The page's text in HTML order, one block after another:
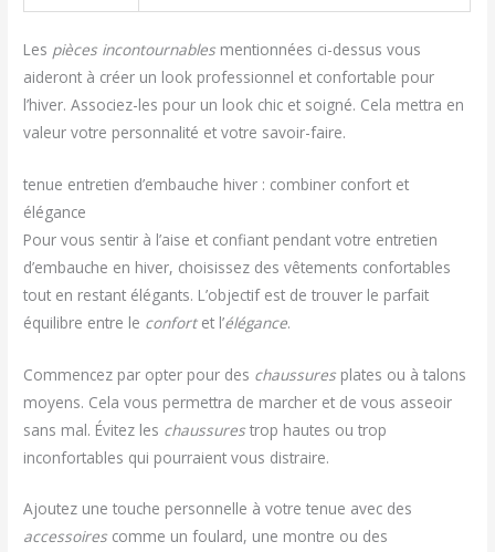
Les pièces incontournablesmentionnées ci-dessus vous
aideront à créer un look professionnel et confortable pour
l’hiver. Associez-les pour un look chic et soigné. Cela mettra en
valeur votre personnalité et votre savoir-faire.
tenue entretien d’embauche hiver : combiner confort et
élégance
Pour vous sentir à l’aise et confiant pendant votre entretien
d’embauche en hiver, choisissez des vêtements confortables
tout en restant élégants. L’objectif est de trouver le parfait
équilibre entre le confortet l’élégance.
Commencez par opter pour des chaussuresplates ou à talons
moyens. Cela vous permettra de marcher et de vous asseoir
sans mal. Évitez les chaussurestrop hautes ou trop
inconfortables qui pourraient vous distraire.
Ajoutez une touche personnelle à votre tenue avec des
accessoirescomme un foulard, une montre ou des